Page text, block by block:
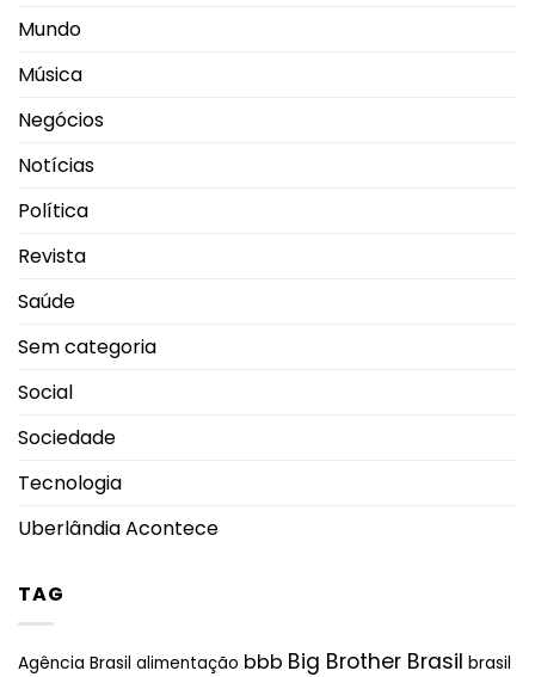
Mundo
Música
Negócios
Notícias
Política
Revista
Saúde
Sem categoria
Social
Sociedade
Tecnologia
Uberlândia Acontece
TAG
Agência Brasil alimentação bbb Big Brother Brasil brasil